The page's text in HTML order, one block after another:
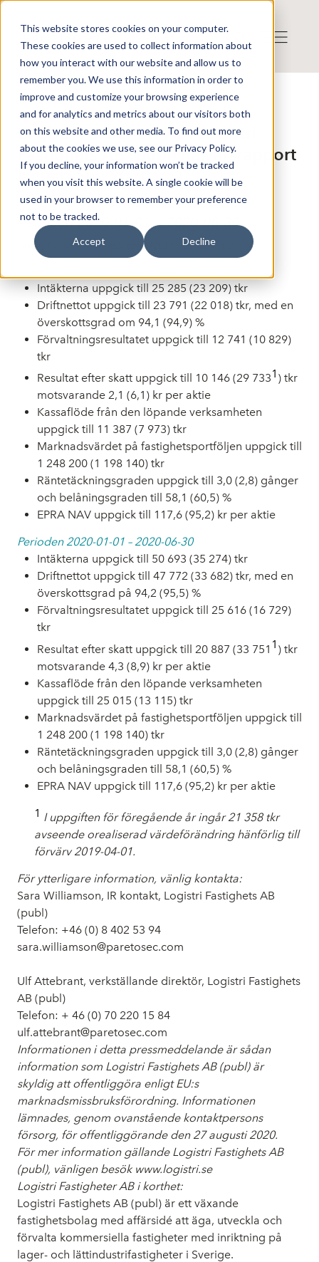
This website stores cookies on your computer.
These cookies are used to collect information about
how you interact with our website and allow us to
remember you. We use this information in order to
improve and customize your browsing experience
and for analytics and metrics about our visitors both
on this website and other media. To find out more
about the cookies we use, see our Privacy Policy.
If you decline, your information won’t be tracked
when you visit this website. A single cookie will be
used in your browser to remember your preference
not to be tracked.
Accept Decline
Reports
Publicerat: 2020-08-27 13:09:55
Logistri Fastighets AB: Logistri
Fastighets AB (publ) halvårsrapport
januari-juni 2020
Perioden 2020-01-01 – 2020-06-30
(Uppgifter för motsvarande period 2019 inom parentes)
Intäkterna uppgick till 25 285 (23 209) tkr
Driftnettot uppgick till 23 791 (22 018) tkr, med en
överskottsgrad om 94,1 (94,9) %
Förvaltningsresultatet uppgick till 12 741 (10 829)
tkr
Resultat efter skatt uppgick till 10 146 (29 7331 ) tkr
motsvarande 2,1 (6,1) kr per aktie
Kassaflöde från den löpande verksamheten
uppgick till 11 387 (7 973) tkr
Marknadsvärdet på fastighetsportföljen uppgick till
1 248 200 (1 198 140) tkr
Räntetäckningsgraden uppgick till 3,0 (2,8) gånger
och belåningsgraden till 58,1 (60,5) %
EPRA NAV uppgick till 117,6 (95,2) kr per aktie
Perioden 2020-01-01 – 2020-06-30
Intäkterna uppgick till 50 693 (35 274) tkr
Driftnettot uppgick till 47 772 (33 682) tkr, med en
överskottsgrad på 94,2 (95,5) %
Förvaltningsresultatet uppgick till 25 616 (16 729)
tkr
Resultat efter skatt uppgick till 20 887 (33 751 1 ) tkr
motsvarande 4,3 (8,9) kr per aktie
Kassaflöde från den löpande verksamheten
uppgick till 25 015 (13 115) tkr
Marknadsvärdet på fastighetsportföljen uppgick till
1 248 200 (1 198 140) tkr
Räntetäckningsgraden uppgick till 3,0 (2,8) gånger
och belåningsgraden till 58,1 (60,5) %
EPRA NAV uppgick till 117,6 (95,2) kr per aktie
1 I uppgiften för föregående år ingår 21 358 tkr
avseende orealiserad värdeförändring hänförlig till
förvärv 2019-04-01.
För ytterligare information, vänlig kontakta:
Sara Williamson, IR kontakt, Logistri Fastighets AB
(publ)
Telefon: +46 (0) 8 402 53 94
sara.williamson@paretosec.com
Ulf Attebrant, verkställande direktör, Logistri Fastighets
AB (publ)
Telefon: + 46 (0) 70 220 15 84
ulf.attebrant@paretosec.com
Informationen i detta pressmeddelande är sådan
information som Logistri Fastighets AB (publ) är
skyldig att offentliggöra enligt EU:s
marknadsmissbruksförordning. Informationen
lämnades, genom ovanstående kontaktpersons
försorg, för offentliggörande den 27 augusti 2020.
För mer information gällande Logistri Fastighets AB
(publ), vänligen besök www.logistri.se
Logistri Fastigheter AB i korthet:
Logistri Fastighets AB (publ) är ett växande
fastighetsbolag med affärsidé att äga, utveckla och
förvalta kommersiella fastigheter med inriktning på
lager- och lättindustrifastigheter i Sverige.